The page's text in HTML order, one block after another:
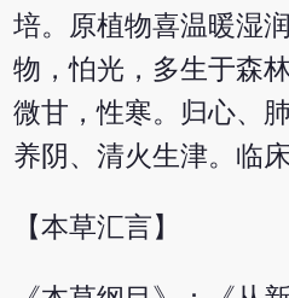
培。原植物喜温暖湿
物，怕光，多生于森
微甘，性寒。归心、
养阴、清火生津。临
【本草汇言】